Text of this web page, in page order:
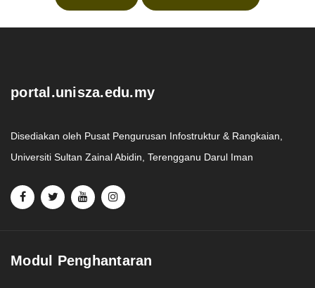
portal.unisza.edu.my
Disediakan oleh Pusat Pengurusan Infostruktur & Rangkaian,
Universiti Sultan Zainal Abidin, Terengganu Darul Iman
Modul Penghantaran